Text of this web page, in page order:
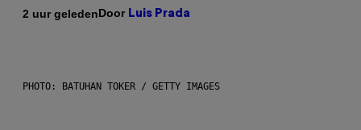
2 uur geledenDoor Luis Prada
PHOTO: BATUHAN TOKER / GETTY IMAGES